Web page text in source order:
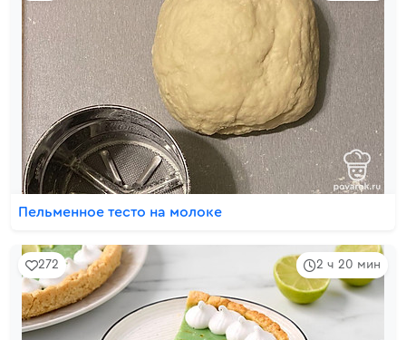
Пельменное тесто на молоке
2 ч 20 мин
272